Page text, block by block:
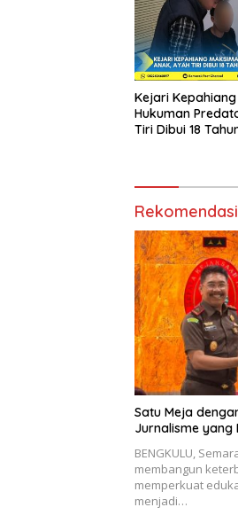
Kejari
Hukuman
Tiri Dibui 18
Satu Meja
Jurnalisme yang
BENGKULU,
membangun
memperkuat
menjadi…